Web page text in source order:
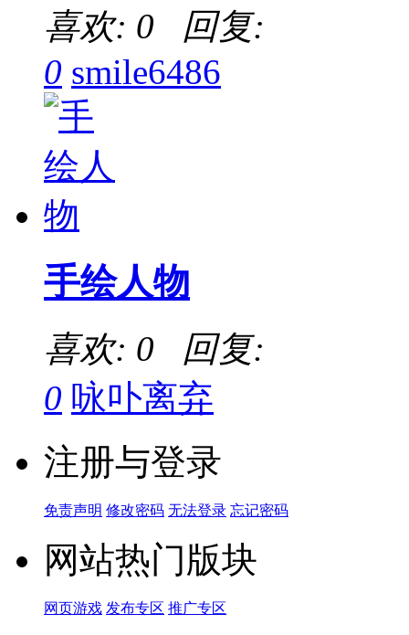
喜欢: 0 回复:
0 smile6486
手绘人物
喜欢: 0 回复:
0 咏卟离弃
注册与登录
免责声明 修改密码 无法登录 忘记密码
网站热门版块
网页游戏 发布专区 推广专区